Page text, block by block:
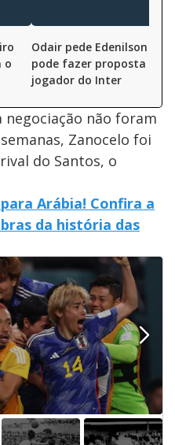
o
Odair pede Edenilson e
pode fazer proposta por
jogador do Inter
negociação não foram
Zanocelo foi
do Santos, o
Arábia! Confira a
da história das